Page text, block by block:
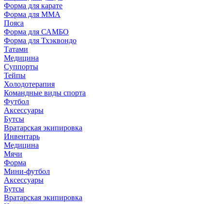
Форма для карате
Форма для MMA
Пояса
Форма для САМБО
Форма для Тхэквондо
Татами
Медицина
Суппорты
Тейпы
Холодотерапия
Командные виды спорта
Футбол
Аксессуары
Бутсы
Вратарская экипировка
Инвентарь
Медицина
Мячи
Форма
Мини-футбол
Аксессуары
Бутсы
Вратарская экипировка